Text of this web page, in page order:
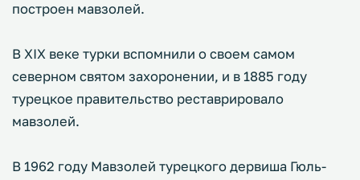
построен мавзолей.
В XIX веке турки вспомнили о своем самом
северном святом захоронении, и в 1885 году
турецкое правительство реставрировало
мавзолей.
В 1962 году Мавзолей турецкого дервиша Гюль-